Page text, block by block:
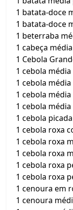
1 batata-doce
1 batata-doce
1 beterraba
1 cabeça
1 Cebola
1 cebola
1 cebola
1 cebola
1 cebola
1 cebola picada
1 cebola roxa
1 cebola roxa
1 cebola roxa
1 cebola roxa
1 cebola roxa
1 cenoura em
1 cenoura